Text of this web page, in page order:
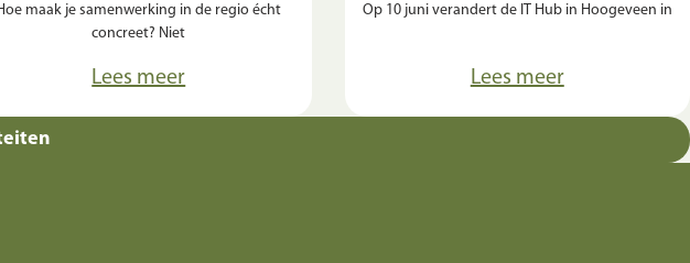
maak je samenwerking in de regio écht
concreet? Niet
Lees meer
Op 10 juni verandert de IT Hub in Hoogeveen in
Lees meer